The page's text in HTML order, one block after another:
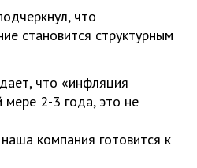
что
становится структурным
что «инфляция
2-3 года, это не
компания готовится к